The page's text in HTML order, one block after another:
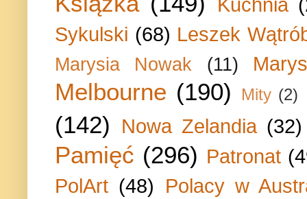
Sykulski (68) Leszek
Marysia Nowak (11)
Melbourne (190) Mity (2)
(142) Nowa Zelandia (32)
Pamięć (296) Patronat
PolArt (48) Polacy w